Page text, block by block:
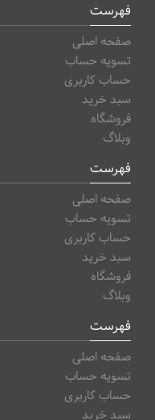
فهرست
صفحه اصلی
تسویه حساب
حساب کاربری
سبد خرید
فروشگاه
وبلاگ
فهرست
صفحه اصلی
تسویه حساب
حساب کاربری
سبد خرید
فروشگاه
وبلاگ
فهرست
صفحه اصلی
تسویه حساب
حساب کاربری
سبد خرید